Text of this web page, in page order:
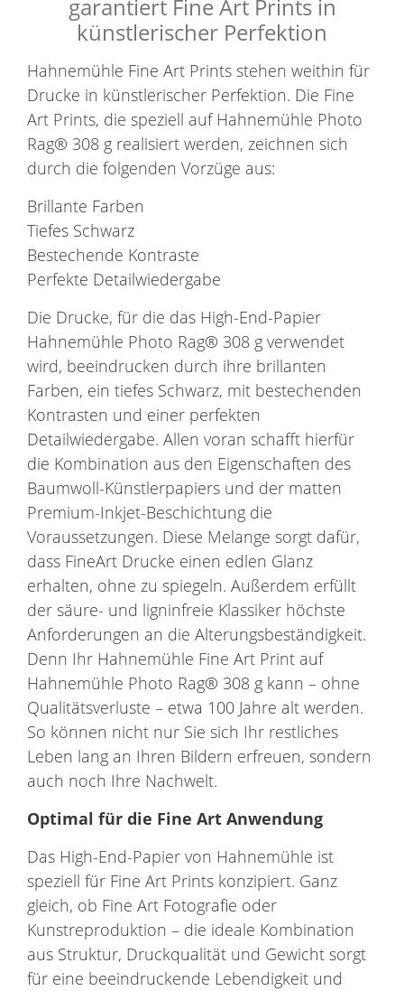
garantiert Fine Art Prints in
künstlerischer Perfektion
Hahnemühle Fine Art Prints stehen weithin für
Drucke in künstlerischer Perfektion. Die Fine
Art Prints, die speziell auf Hahnemühle Photo
Rag® 308 g realisiert werden, zeichnen sich
durch die folgenden Vorzüge aus:
Brillante Farben
Tiefes Schwarz
Bestechende Kontraste
Perfekte Detailwiedergabe
Die Drucke, für die das High-End-Papier
Hahnemühle Photo Rag® 308 g verwendet
wird, beeindrucken durch ihre brillanten
Farben, ein tiefes Schwarz, mit bestechenden
Kontrasten und einer perfekten
Detailwiedergabe. Allen voran schafft hierfür
die Kombination aus den Eigenschaften des
Baumwoll-Künstlerpapiers und der matten
Premium-Inkjet-Beschichtung die
Voraussetzungen. Diese Melange sorgt dafür,
dass FineArt Drucke einen edlen Glanz
erhalten, ohne zu spiegeln. Außerdem erfüllt
der säure- und ligninfreie Klassiker höchste
Anforderungen an die Alterungsbeständigkeit.
Denn Ihr Hahnemühle Fine Art Print auf
Hahnemühle Photo Rag® 308 g kann – ohne
Qualitätsverluste – etwa 100 Jahre alt werden.
So können nicht nur Sie sich Ihr restliches
Leben lang an Ihren Bildern erfreuen, sondern
auch noch Ihre Nachwelt.
Optimal für die Fine Art Anwendung
Das High-End-Papier von Hahnemühle ist
speziell für Fine Art Prints konzipiert. Ganz
gleich, ob Fine Art Fotografie oder
Kunstreproduktion – die ideale Kombination
aus Struktur, Druckqualität und Gewicht sorgt
für eine beeindruckende Lebendigkeit und